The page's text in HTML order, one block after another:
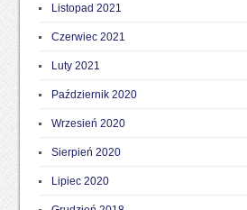
Listopad 2021
Czerwiec 2021
Luty 2021
Październik 2020
Wrzesień 2020
Sierpień 2020
Lipiec 2020